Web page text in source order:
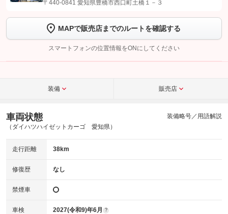
【STEP2】 トーク画面で
完了してください。
こちら
〒440-0841 愛知県豊橋市西口町土橋１－３
MAPで販売店までのルートを確認する
スマートフォンの位置情報をONにしてください
装備 販売店
車両状態
（ダイハツハイゼットカーゴ 愛知県）
装備略号／用語解説
走行距離 38km
修復歴 なし
禁煙車
車検 2027(令和9)年6月 ?